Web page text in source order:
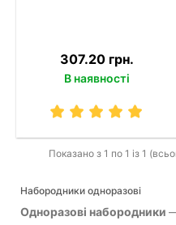
307.20 грн.
В наявності
Показано з 1 по 1 із 1
Набородники одноразові
Одноразові набородники